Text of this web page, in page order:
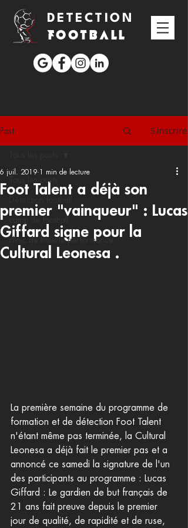
DETECTION
FOOTBALL
Post S'inscrire
Tous les posts
clinic de hauete performance
Foot Talent a déjà son
premier "vainqueur" : Lucas
Giffard signe pour la
Cultural Leonesa .
6 juil. 2019 1 min de lecture
La première semaine du programme de
formation et de détection Foot Talent
n'étant même pas terminée, la Cultural
Leonesa a déjà fait le premier pas et a
annoncé ce samedi la signature de l'un
des participants au programme : Lucas
Giffard : Le gardien de but français de
21 ans fait preuve depuis le premier
jour de qualité, de rapidité et de ruse,